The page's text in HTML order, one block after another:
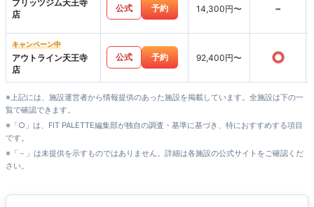
プリッツジム天王寺
店
公式 予約 14,300円〜 -
キャンペーン中
アウトライン天王寺
店
公式 予約 92,400円〜 ○
※上記には、施設運営者から情報提供のあった施設を掲載しています。全施設は下の一
覧で確認できます。
※「○」は、FIT PALETTE編集部が独自の調査・基準に基づき、特におすすめする項目
です。
※「－」は未提供を示すものではありません。詳細は各施設の公式サイトをご確認くだ
さい。